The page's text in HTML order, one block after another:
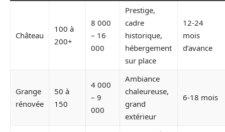
Château
100 à
200+
8 000
– 16
000
Prestige,
cadre
historique,
hébergement
sur place
12-24
mois
d’avance
Grange
rénovée
50 à
150
4 000
– 9
000
Ambiance
chaleureuse,
grand
extérieur
6-18 mois